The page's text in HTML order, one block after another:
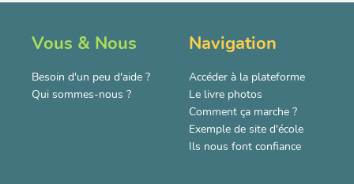
Vous & Nous
Besoin d'un peu d'aide ?
Qui sommes-nous ?
Navigation
Accéder à la plateforme
Le livre photos
Comment ça marche ?
Exemple de site d'école
Ils nous font confiance